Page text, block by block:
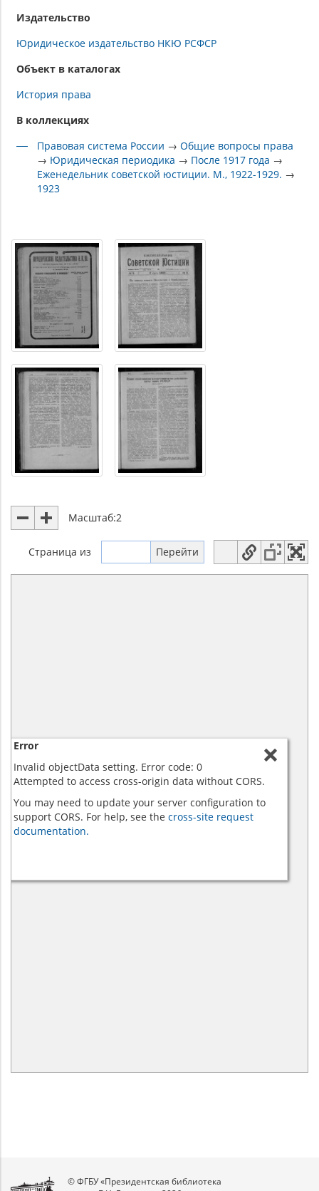
Издательство
Юридическое издательство НКЮ РСФСР
Объект в каталогах
История права
В коллекциях
Правовая система России →Общие вопросы права
→ Юридическая периодика → После 1917 года →
Еженедельник советской юстиции. М., 1922-1929. →
1923
Масштаб:2
Страница из
Error
Invalid objectData setting. Error code: 0
Attempted to access cross-origin data without CORS.
You may need to update your server configuration to
support CORS. For help, see the cross-site request
documentation.
© ФГБУ «Президентская библиотека